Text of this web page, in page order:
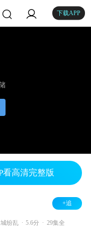
下载APP
看高清完整版
+追
纷乱 5.6分 29集全